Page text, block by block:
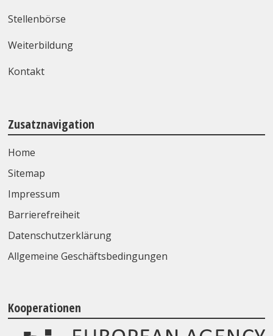
Stellenbörse
Weiterbildung
Kontakt
Zusatznavigation
Home
Sitemap
Impressum
Barrierefreiheit
Datenschutzerklärung
Allgemeine Geschäftsbedingungen
Kooperationen